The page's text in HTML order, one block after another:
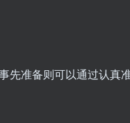
先准备则可以通过认真